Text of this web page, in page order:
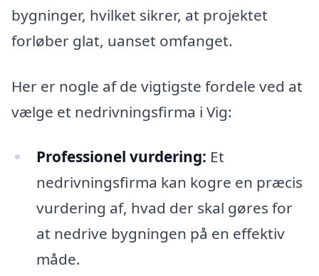
bygninger, hvilket sikrer, at projektet
forløber glat, uanset omfanget.
Her er nogle af de vigtigste fordele ved at
vælge et nedrivningsfirma i Vig:
Professionel vurdering: Et
nedrivningsfirma kan kogre en præcis
vurdering af, hvad der skal gøres for
at nedrive bygningen på en effektiv
måde.